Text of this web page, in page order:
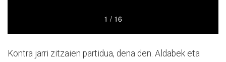
Kontra jarri zitzaien partidua, dena den. Aldabek eta